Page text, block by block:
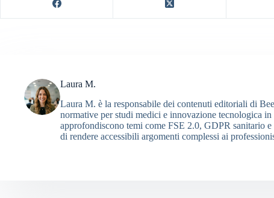
Laura M.
Laura M. è la responsabile dei contenuti editoriali di
normative per studi medici e innovazione tecnologica
approfondiscono temi come FSE 2.0, GDPR sanitario
di rendere accessibili argomenti complessi ai